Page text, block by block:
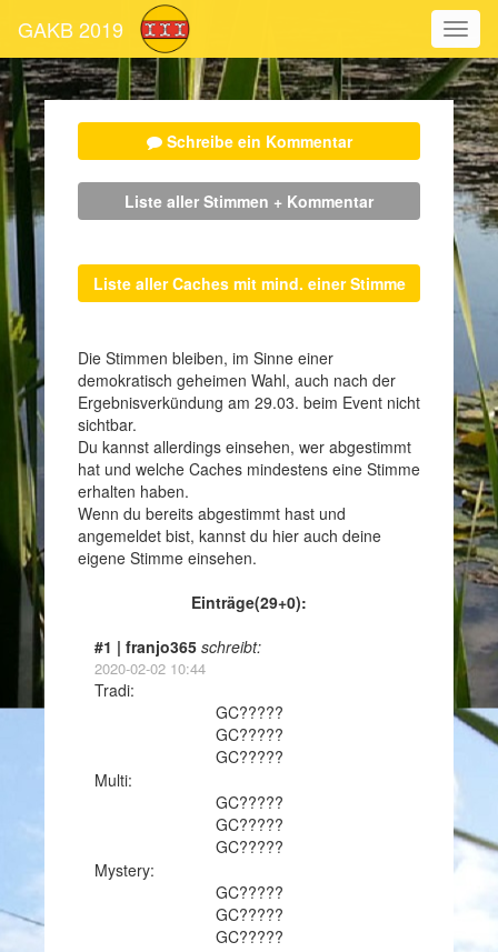
GAKB 2019
Schreibe ein Kommentar
Liste aller Stimmen + Kommentar
Liste aller Caches mit mind. einer Stimme
Die Stimmen bleiben, im Sinne einer
demokratisch geheimen Wahl, auch nach der
Ergebnisverkündung am 29.03. beim Event nicht
sichtbar.
Du kannst allerdings einsehen, wer abgestimmt
hat und welche Caches mindestens eine Stimme
erhalten haben.
Wenn du bereits abgestimmt hast und
angemeldet bist, kannst du hier auch deine
eigene Stimme einsehen.
Einträge(29+0):
#1 | franjo365 schreibt:
2020-02-02 10:44
Tradi:
GC?????
GC?????
GC?????
Multi:
GC?????
GC?????
GC?????
Mystery:
GC?????
GC?????
GC?????